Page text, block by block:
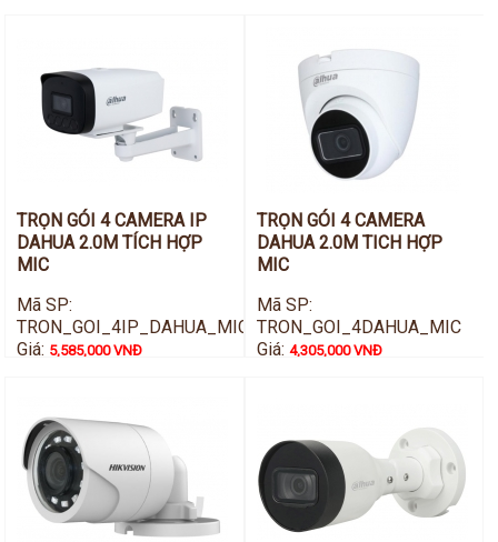
TRỌN GÓI 4 CAMERA IP
DAHUA 2.0M TÍCH HỢP
MIC
Mã SP:
TRON_GOI_4IP_DAHUA_MIC
Giá: 5,585,000 VNĐ
TRỌN GÓI 4 CAMERA
DAHUA 2.0M TICH HỢP
MIC
Mã SP:
TRON_GOI_4DAHUA_MIC
Giá: 4,305,000 VNĐ